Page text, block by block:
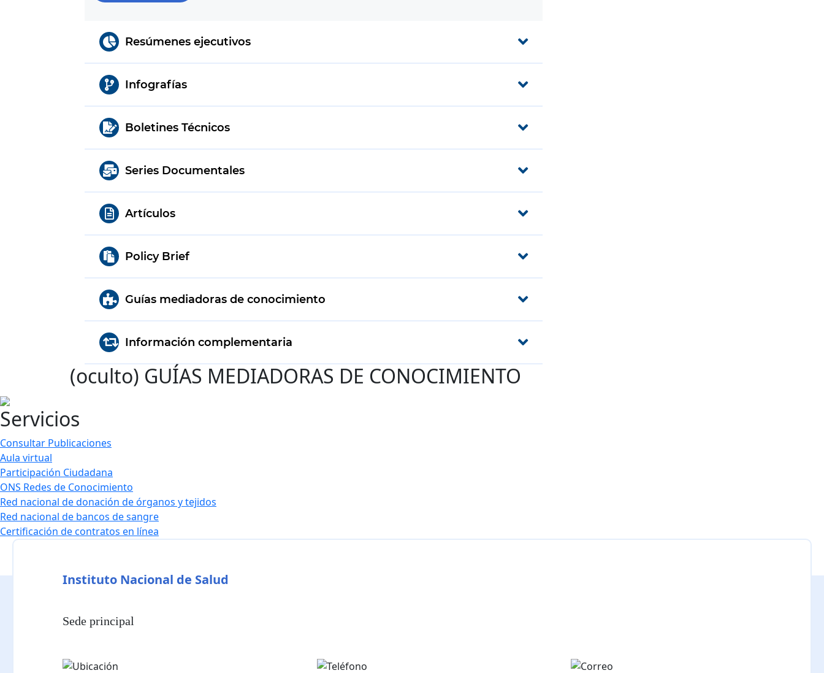
Resúmenes ejecutivos
Infografías
Boletines Técnicos
Series Documentales
Artículos
Policy Brief
Guías mediadoras de conocimiento
Información complementaria
‭(oculto)‬ GUÍAS MEDIADORAS DE CONOCIMIENTO
Servicios
Consultar Publicaciones
Aula virtual
Participación Ciudadana
ONS Redes de Conocimiento
Red nacional de donación de órganos y tejidos
Red nacional de bancos de sangre
Certificación de contratos en línea
Instituto Nacional de Salud
Sede principal